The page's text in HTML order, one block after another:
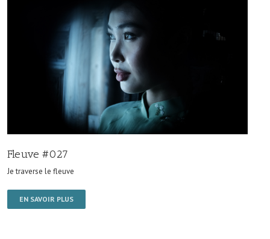
Fleuve #027
Je traverse le fleuve
EN SAVOIR PLUS